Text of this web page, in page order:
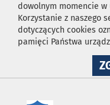
dowolnym momencie
Korzystanie z naszego
dotyczących cookies
pamięci Państwa